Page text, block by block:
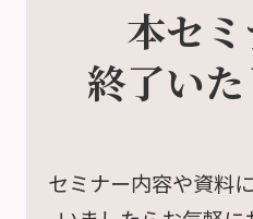
本セ
終了い
セミナー内容や資料